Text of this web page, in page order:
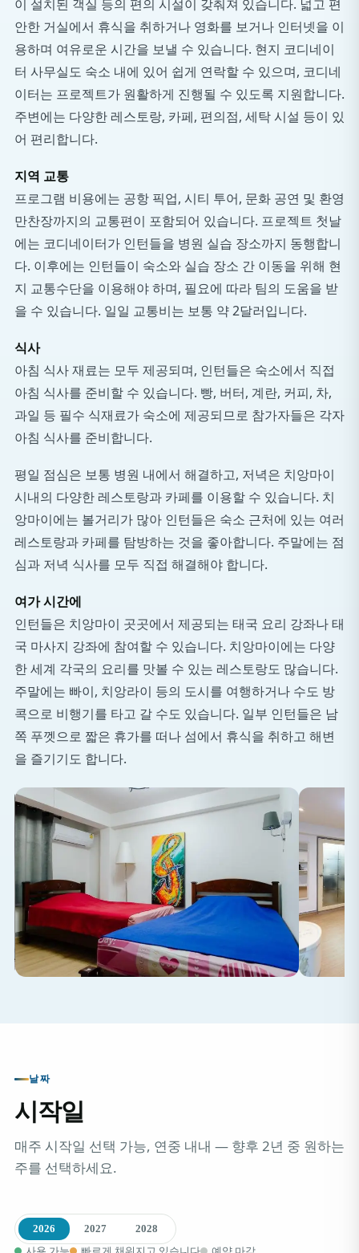
이 설치된 객실 등의 편의 시설이 갖춰져 있습니다. 넓고 편
안한 거실에서 휴식을 취하거나 영화를 보거나 인터넷을 이
용하며 여유로운 시간을 보낼 수 있습니다. 현지 코디네이
터 사무실도 숙소 내에 있어 쉽게 연락할 수 있으며, 코디네
이터는 프로젝트가 원활하게 진행될 수 있도록 지원합니다.
주변에는 다양한 레스토랑, 카페, 편의점, 세탁 시설 등이 있
어 편리합니다.
지역 교통
프로그램 비용에는 공항 픽업, 시티 투어, 문화 공연 및 환영
만찬장까지의 교통편이 포함되어 있습니다. 프로젝트 첫날
에는 코디네이터가 인턴들을 병원 실습 장소까지 동행합니
다. 이후에는 인턴들이 숙소와 실습 장소 간 이동을 위해 현
지 교통수단을 이용해야 하며, 필요에 따라 팀의 도움을 받
을 수 있습니다. 일일 교통비는 보통 약 2달러입니다.
식사
아침 식사 재료는 모두 제공되며, 인턴들은 숙소에서 직접
아침 식사를 준비할 수 있습니다. 빵, 버터, 계란, 커피, 차,
과일 등 필수 식재료가 숙소에 제공되므로 참가자들은 각자
아침 식사를 준비합니다.
평일 점심은 보통 병원 내에서 해결하고, 저녁은 치앙마이
시내의 다양한 레스토랑과 카페를 이용할 수 있습니다. 치
앙마이에는 볼거리가 많아 인턴들은 숙소 근처에 있는 여러
레스토랑과 카페를 탐방하는 것을 좋아합니다. 주말에는 점
심과 저녁 식사를 모두 직접 해결해야 합니다.
여가 시간에
인턴들은 치앙마이 곳곳에서 제공되는 태국 요리 강좌나 태
국 마사지 강좌에 참여할 수 있습니다. 치앙마이에는 다양
한 세계 각국의 요리를 맛볼 수 있는 레스토랑도 많습니다.
주말에는 빠이, 치앙라이 등의 도시를 여행하거나 수도 방
콕으로 비행기를 타고 갈 수도 있습니다. 일부 인턴들은 남
쪽 푸껫으로 짧은 휴가를 떠나 섬에서 휴식을 취하고 해변
을 즐기기도 합니다.
날짜
시작일
매주 시작일 선택 가능, 연중 내내 — 향후 2년 중 원하는
주를 선택하세요.
2026 2027 2028